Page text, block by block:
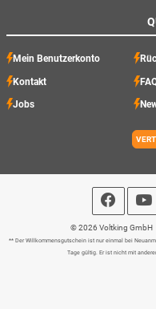
Mein Benutzerkonto
Kontakt
Jobs
© 2026 Voltking GmbH
** Der Willkommensgutschein ist nur einmal bei
Tage gültig. Er ist nicht mit